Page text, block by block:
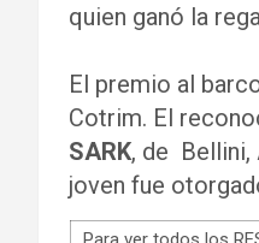
quien ganó la
El premio al
Cotrim. El
SARK, de Bellini,
joven fue